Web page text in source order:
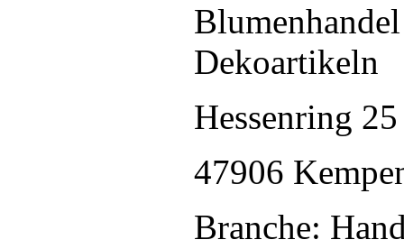
Dekoartikeln
Hessenring 25
47906
Branche: